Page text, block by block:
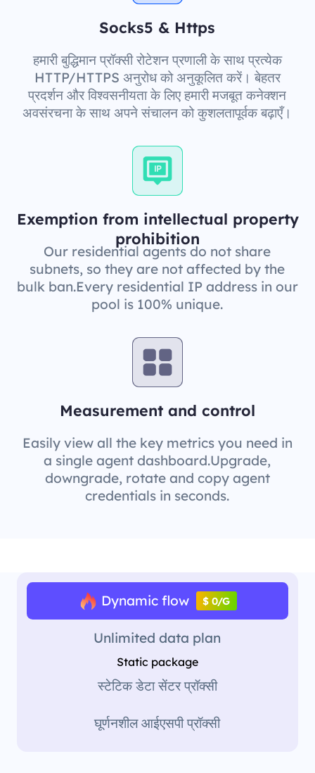
Socks5 & Https
हमारी बुद्धिमान प्रॉक्सी रोटेशन प्रणाली के साथ प्रत्येक
HTTP/HTTPS अनुरोध को अनुकूलित करें। बेहतर
प्रदर्शन और विश्वसनीयता के लिए हमारी मजबूत कनेक्शन
अवसंरचना के साथ अपने संचालन को कुशलतापूर्वक बढ़ाएँ।
Exemption from intellectual property
prohibition
Our residential agents do not share
subnets, so they are not affected by the
bulk ban.Every residential IP address in our
pool is 100% unique.
Measurement and control
Easily view all the key metrics you need in
a single agent dashboard.Upgrade,
downgrade, rotate and copy agent
credentials in seconds.
Dynamic flow $ 0/G
Unlimited data plan
Static package
स्टेटिक डेटा सेंटर प्रॉक्सी
घूर्णनशील आईएसपी प्रॉक्सी